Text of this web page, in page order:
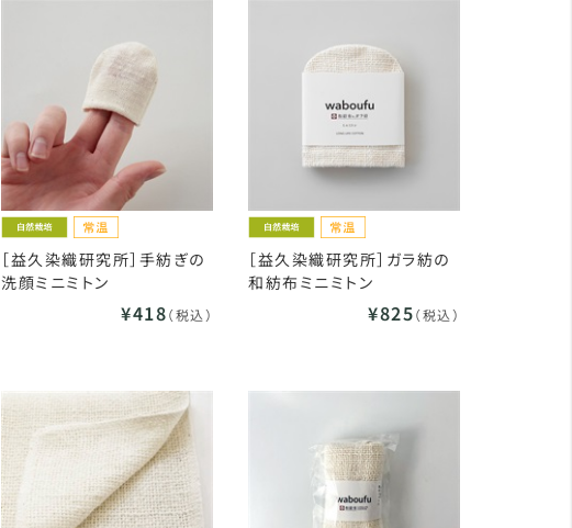
［益久染織研究所］手紡ぎの
洗顔ミニミトン
¥418（税込）
［益久染織研究所］ガラ紡の
和紡布ミニミトン
¥825（税込）